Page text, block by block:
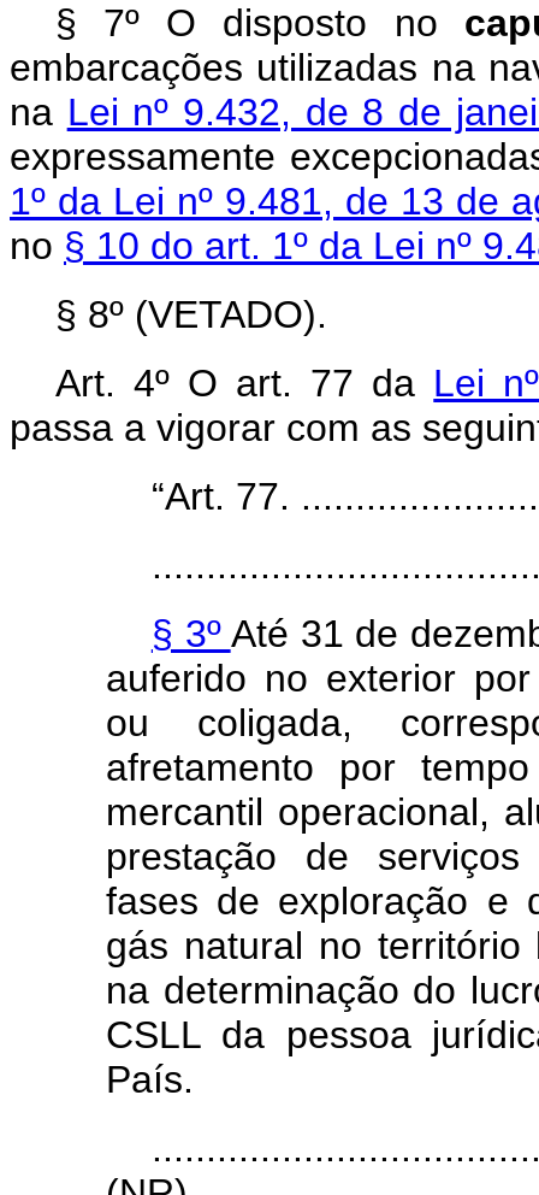
§ 7º O disposto no
embarcações utilizadas na
na Lei nº 9.432, de 8 de
expressamente
1º da Lei nº 9.481, de 13 de
no § 10 do art. 1º da Lei nº
§ 8º (VETADO).
Art. 4º O art. 77 da Lei
passa a vigorar com as
“Art. 77.
§ 3º Até 31 de
auferido no exterior
ou coligada,
afretamento por
mercantil operacional,
prestação de
fases de exploração e
gás natural no território
na determinação do
CSLL da pessoa
País.